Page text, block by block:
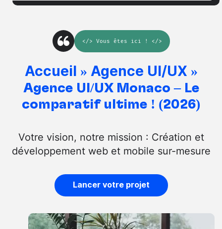
</> Vous êtes ici ! </>
Accueil » Agence UI/UX »
Agence UI/UX Monaco – Le
comparatif ultime ! (2026)
Votre vision, notre mission : Création et
développement web et mobile sur-mesure
Lancer votre projet